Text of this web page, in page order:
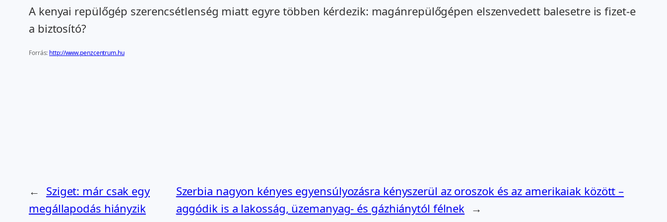
A kenyai repülőgép szerencsétlenség miatt egyre többen kérdezik: magánrepülőgépen elszenvedett balesetre is fizet-e
a biztosító?
Forrás: http://www.penzcentrum.hu
← Sziget: már csak egy
megállapodás hiányzik
Szerbia nagyon kényes egyensúlyozásra kényszerül az oroszok és az amerikaiak között –
aggódik is a lakosság, üzemanyag- és gázhiánytól félnek →